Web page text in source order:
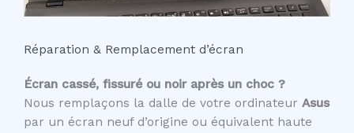
Réparation & Remplacement d’écran
Écran cassé, fissuré ou noir après un choc ?
Nous remplaçons la dalle de votre ordinateur Asus
par un écran neuf d’origine ou équivalent haute